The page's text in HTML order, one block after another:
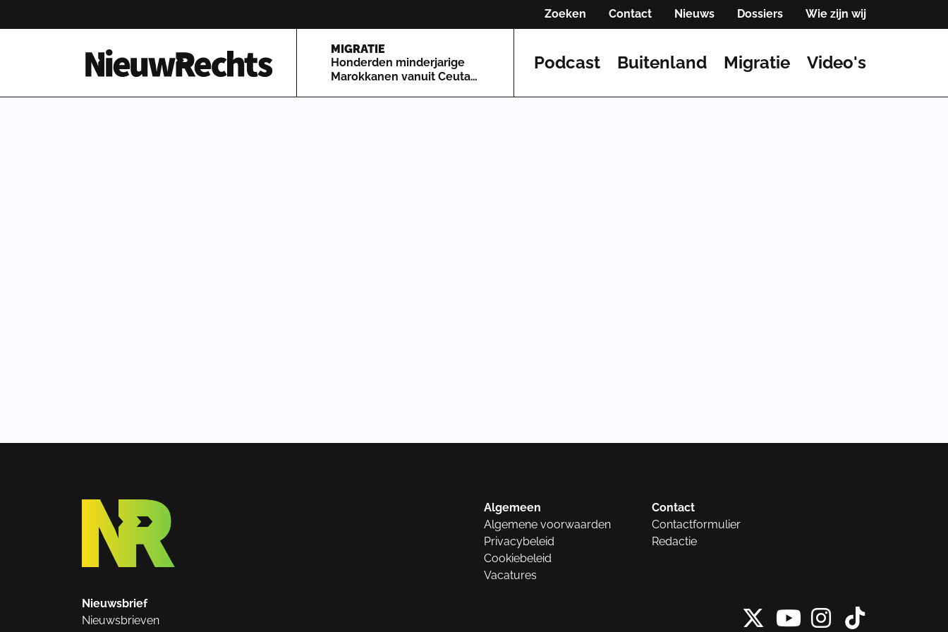
Zoeken Contact Nieuws Dossiers Wie zijn wij
Homepage van NieuwRechts
MIGRATIE
Honderden minderjarige
Marokkanen vanuit Ceuta
Podcast Buitenland Migratie Video's
Algemeen
Algemene voorwaarden
Privacybeleid
Cookiebeleid
Vacatures
Contact
Contactformulier
Redactie
Nieuwsbrief
Nieuwsbrieven
X vanInstagram
Tiktok